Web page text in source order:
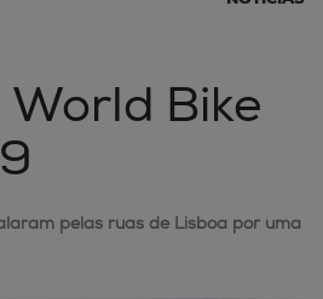
World Bike
pelas ruas de Lisboa por uma